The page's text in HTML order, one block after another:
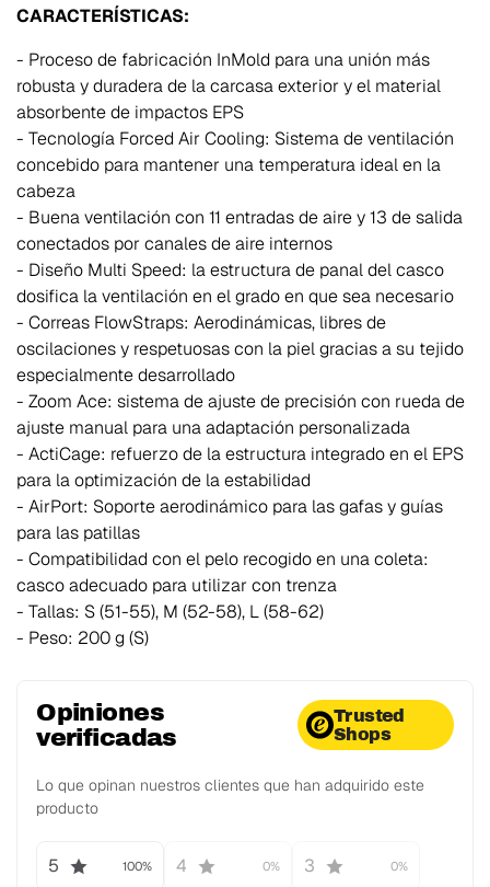
CARACTERÍSTICAS:
- Proceso de fabricación InMold para una unión más
robusta y duradera de la carcasa exterior y el material
absorbente de impactos EPS
- Tecnología Forced Air Cooling: Sistema de ventilación
concebido para mantener una temperatura ideal en la
cabeza
- Buena ventilación con 11 entradas de aire y 13 de salida
conectados por canales de aire internos
- Diseño Multi Speed: la estructura de panal del casco
dosifica la ventilación en el grado en que sea necesario
- Correas FlowStraps: Aerodinámicas, libres de
oscilaciones y respetuosas con la piel gracias a su tejido
especialmente desarrollado
- Zoom Ace: sistema de ajuste de precisión con rueda de
ajuste manual para una adaptación personalizada
- ActiCage: refuerzo de la estructura integrado en el EPS
para la optimización de la estabilidad
- AirPort: Soporte aerodinámico para las gafas y guías
para las patillas
- Compatibilidad con el pelo recogido en una coleta:
casco adecuado para utilizar con trenza
- Tallas: S (51-55), M (52-58), L (58-62)
- Peso: 200 g (S)
Opiniones
verificadas
Trusted
Shops
Lo que opinan nuestros clientes que han adquirido este
producto
5 100% 4 0% 3 0%